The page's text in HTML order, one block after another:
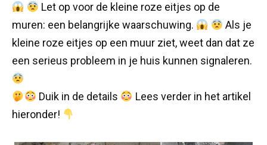
Let op voor de kleine roze eitjes op de
muren: een belangrijke waarschuwing.
Als je
kleine roze eitjes op een muur ziet, weet dan dat ze
een serieus probleem in je huis kunnen signaleren.
Duik in de details
Lees verder in het artikel
hieronder!